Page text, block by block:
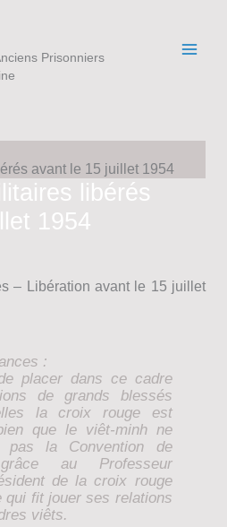
Prisonniers
avant le 15 juillet 1954
libérés
1954
– Libération avant le 15 juillet
:
placer dans ce cadre
de grands blessés
la croix rouge est
que le viêt-minh ne
pas la Convention de
au Professeur
de la croix rouge
qui fit jouer ses relations
viêts.